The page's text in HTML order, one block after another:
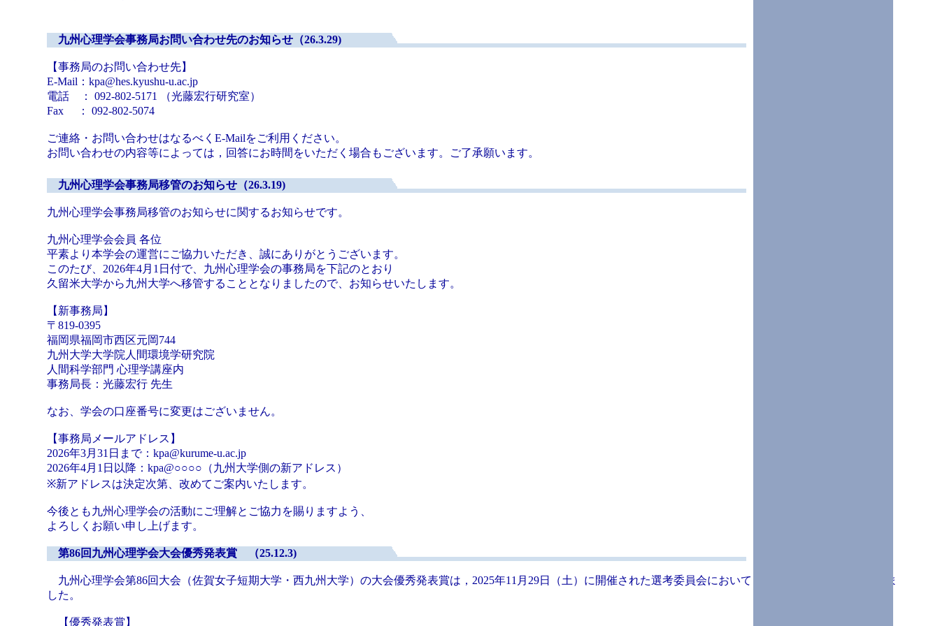
九州心理学会事務局お問い合わせ先のお知らせ（26.3.29)
【事務局のお問い合わせ先】
E-Mail：kpa@hes.kyushu-u.ac.jp
電話 ： 092-802-5171 （光藤宏行研究室）
Fax ： 092-802-5074
ご連絡・お問い合わせはなるべくE-Mailをご利用ください。
お問い合わせの内容等によっては，回答にお時間をいただく場合もございます。ご了承願います。
九州心理学会事務局移管のお知らせ（26.3.19)
九州心理学会事務局移管のお知らせに関するお知らせです。
九州心理学会会員 各位
平素より本学会の運営にご協力いただき、誠にありがとうございます。
このたび、2026年4月1日付で、九州心理学会の事務局を下記のとおり
久留米大学から九州大学へ移管することとなりましたので、お知らせいたします。
【新事務局】
〒819-0395
福岡県福岡市西区元岡744
九州大学大学院人間環境学研究院
人間科学部門 心理学講座内
事務局長：光藤宏行 先生
なお、学会の口座番号に変更はございません。
【事務局メールアドレス】
2026年3月31日まで：kpa@kurume-u.ac.jp
2026年4月1日以降：kpa@○○○○（九州大学側の新アドレス）
※新アドレスは決定次第、改めてご案内いたします。
今後とも九州心理学会の活動にご理解とご協力を賜りますよう、
よろしくお願い申し上げます。
第86回九州心理学会大会優秀発表賞 （25.12.3)
九州心理学会第86回大会（佐賀女子短期大学・西九州大学）の大会優秀発表賞は，2025年11月29日（土）に開催された選考委員会において，以下のように決定いたしま
した。
【優秀発表賞】